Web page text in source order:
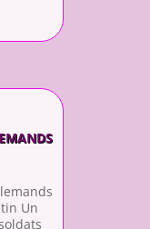
Un